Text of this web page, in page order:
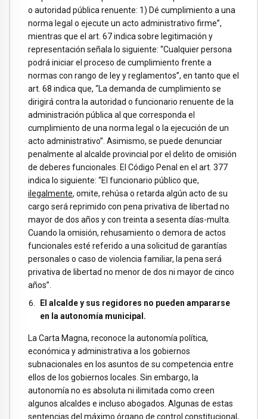
o autoridad pública renuente: 1) Dé cumplimiento a una
norma legal o ejecute un acto administrativo firme”,
mientras que el art. 67 indica sobre legitimación y
representación señala lo siguiente: “Cualquier persona
podrá iniciar el proceso de cumplimiento frente a
normas con rango de ley y reglamentos”, en tanto que el
art. 68 indica que, “La demanda de cumplimiento se
dirigirá contra la autoridad o funcionario renuente de la
administración pública al que corresponda el
cumplimiento de una norma legal o la ejecución de un
acto administrativo”. Asimismo, se puede denunciar
penalmente al alcalde provincial por el delito de omisión
de deberes funcionales. El Código Penal en el art. 377
indica lo siguiente: “El funcionario público que,
ilegalmente, omite, rehúsa o retarda algún acto de su
cargo será reprimido con pena privativa de libertad no
mayor de dos años y con treinta a sesenta días-multa.
Cuando la omisión, rehusamiento o demora de actos
funcionales esté referido a una solicitud de garantías
personales o caso de violencia familiar, la pena será
privativa de libertad no menor de dos ni mayor de cinco
años”.
El alcalde y sus regidores no pueden ampararse
en la autonomía municipal.
La Carta Magna, reconoce la autonomía política,
económica y administrativa a los gobiernos
subnacionales en los asuntos de su competencia entre
ellos de los gobiernos locales. Sin embargo, la
autonomía no es absoluta ni ilimitada como creen
algunos alcaldes e incluso abogados. Algunas de estas
sentencias del máximo órgano de control constitucional,